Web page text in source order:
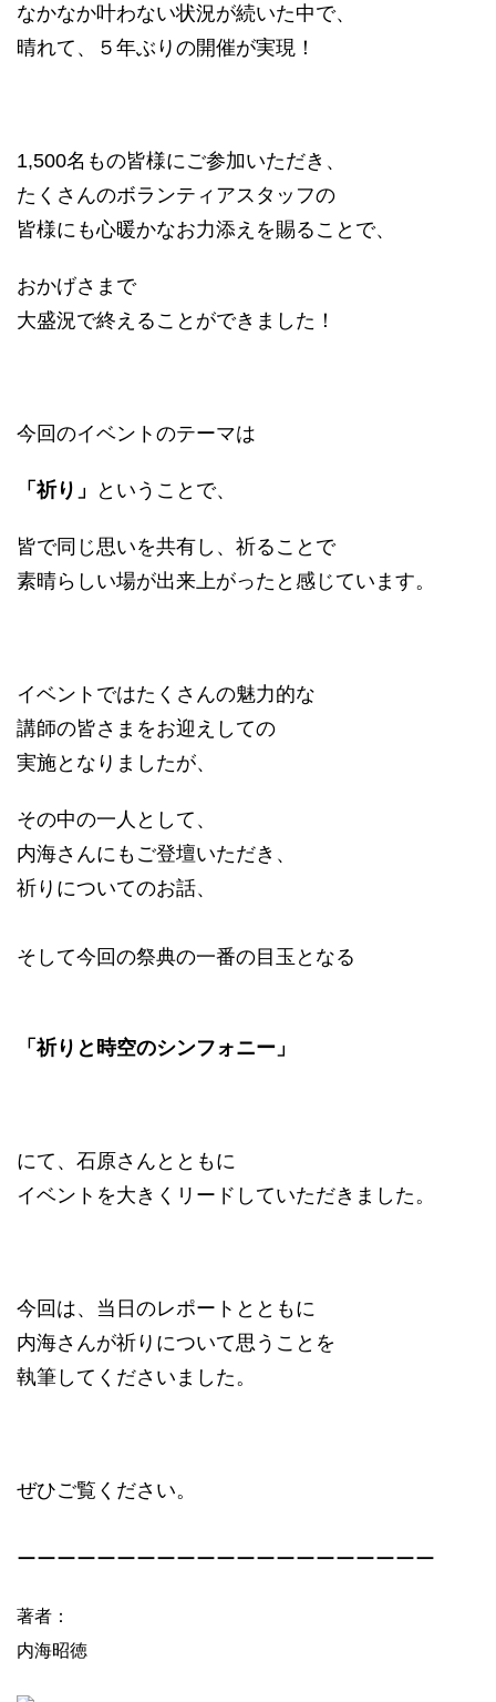
なかなか叶わない状況が続いた中で、
晴れて、５年ぶりの開催が実現！
1,500名もの皆様にご参加いただき、
たくさんのボランティアスタッフの
皆様にも心暖かなお力添えを賜ることで、
おかげさまで
大盛況で終えることができました！
今回のイベントのテーマは
「祈り」 ということで、
皆で同じ思いを共有し、祈ることで
素晴らしい場が出来上がったと感じています。
イベントではたくさんの魅力的な
講師の皆さまをお迎えしての
実施となりましたが、
その中の一人として、
内海さんにもご登壇いただき、
祈りについてのお話、
そして今回の祭典の一番の目玉となる
「祈りと時空のシンフォニー」
にて、石原さんとともに
イベントを大きくリードしていただきました。
今回は、当日のレポートとともに
内海さんが祈りについて思うことを
執筆してくださいました。
ぜひご覧ください。
ーーーーーーーーーーーーーーーーーーーーー
著者：
内海昭徳